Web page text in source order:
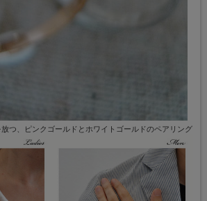
つ、ピンクゴールドとホワイトゴールドのペアリング